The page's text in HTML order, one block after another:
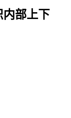
内部上下